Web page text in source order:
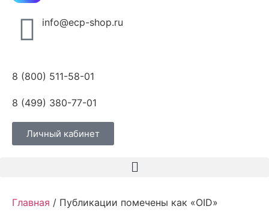
info@ecp-shop.ru
8 (800) 511-58-01
8 (499) 380-77-01
Личный кабинет
Главная / Публикации помечены как «OID»